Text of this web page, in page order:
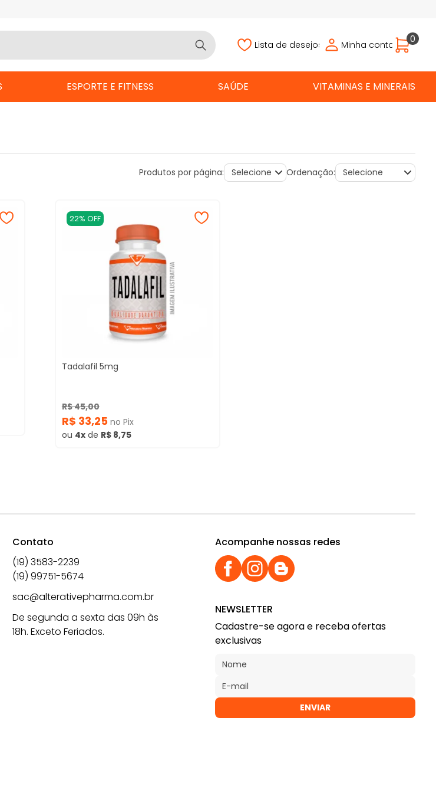
Lista de desejos Minha conta 0
ESPORTE E FITNESS SAÚDE VITAMINAS E MINERAIS
Produtos por página: Ordenação:
22% OFF
Tadalafil 5mg
R$ 45,00
R$ 33,25 no Pix
ou 4xde R$ 8,75
Contato
(19) 3583-2239
(19) 99751-5674
sac@alterativepharma.com.br
De segunda a sexta das 09h às
18h. Exceto Feriados.
Acompanhe nossas redes
NEWSLETTER
Cadastre-se agora e receba ofertas
exclusivas
ENVIAR